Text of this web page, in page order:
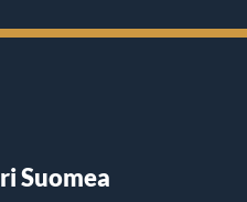
Suomea